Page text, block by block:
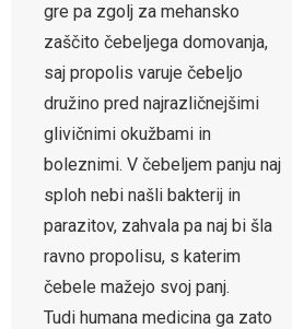
gre pa zgolj za mehansko
zaščito čebeljega domovanja,
saj propolis varuje čebeljo
družino pred najrazličnejšimi
glivičnimi okužbami in
boleznimi. V čebeljem panju naj
sploh nebi našli bakterij in
parazitov, zahvala pa naj bi šla
ravno propolisu, s katerim
čebele mažejo svoj panj.
Tudi humana medicina ga zato